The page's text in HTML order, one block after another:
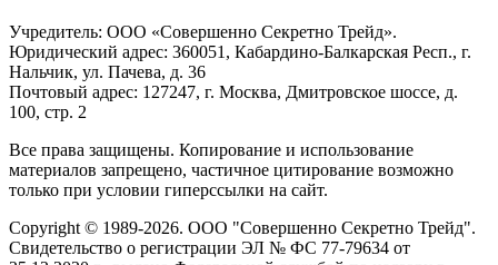
Учредитель: ООО «Совершенно Секретно Трейд».
Юридический адрес: 360051, Кабардино-Балкарская Респ., г.
Нальчик, ул. Пачева, д. 36
Почтовый адрес: 127247, г. Москва, Дмитровское шоссе, д.
100, стр. 2
Все права защищены. Копирование и использование
материалов запрещено, частичное цитирование возможно
только при условии гиперссылки на сайт.
Copyright © 1989-2026. ООО "Совершенно Секретно Трейд".
Свидетельство о регистрации ЭЛ № ФС 77-79634 от